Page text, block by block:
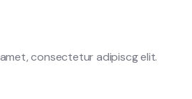
consectetur adipiscg elit.